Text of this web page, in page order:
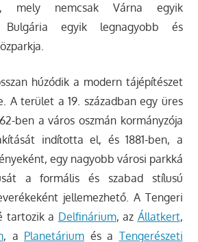
mely nemcsak Várna egyik
Bulgária egyik legnagyobb és
húzódik a modern tájépítészet
A terület a 19. században egy üres
ben a város oszmán kormányzója
indította el, és 1881-ben, a
egy nagyobb városi parkká
a formális és szabad stílusú
jellemezhető. A Tengeri
tartozik a Delfinárium, az Állatkert,
, a Planetárium és a Tengerészeti